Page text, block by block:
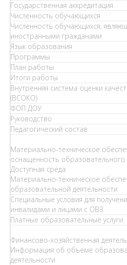
Государственная аккредитация
Численность обучающихся
Численность обучающихся,
иностранными гражданами
Язык образования
Программы
План работы
Итоги работы
Внутренняя система оценки
(ВСОКО)
ФОП ДОУ
Руководство
Педагогический состав
Материально-техническое
оснащенность образовательного
Доступная среда
Материально-техническое
образовательной деятельности
Специальные условия для
инвалидами и лицами с ОВЗ
Платные образовательные услуги
Финансово-хозяйственная
Информация об объеме
деятельности